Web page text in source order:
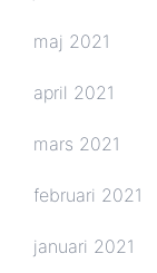
maj 2021
april 2021
mars 2021
februari 2021
januari 2021